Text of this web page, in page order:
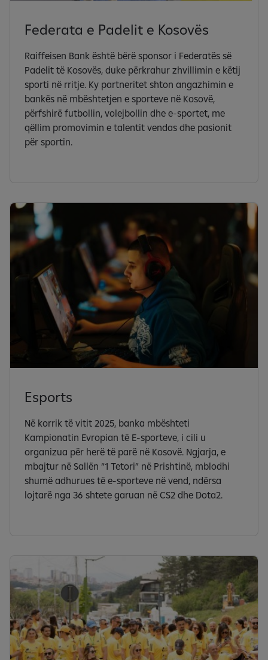
Federata e Padelit e Kosovës
Raiffeisen Bank është bërë sponsor i Federatës së
Padelit të Kosovës, duke përkrahur zhvillimin e këtij
sporti në rritje. Ky partneritet shton angazhimin e
bankës në mbështetjen e sporteve në Kosovë,
përfshirë futbollin, volejbollin dhe e-sportet, me
qëllim promovimin e talentit vendas dhe pasionit
për sportin.
Esports
Në korrik të vitit 2025, banka mbështeti
Kampionatin Evropian të E-sporteve, i cili u
organizua për herë të parë në Kosovë. Ngjarja, e
mbajtur në Sallën “1 Tetori” në Prishtinë, mblodhi
shumë adhurues të e-sporteve në vend, ndërsa
lojtarë nga 36 shtete garuan në CS2 dhe Dota2.